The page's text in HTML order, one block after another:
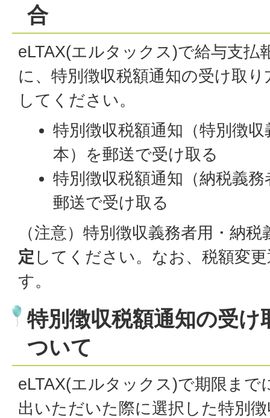
合
eLTAX(エルタックス)で給与支払
に、特別徴収税額通知の受け取
してください。
特別徴収税額通知（特別徴
本）を郵送で受け取る
特別徴収税額通知（納税義
郵送で受け取る
（注意）特別徴収義務者用・納
定 してください。なお、税額変
す。
特別徴収税額通知の受け
ついて
eLTAX(エルタックス)で期限まで
出いただいた際に選択した特別